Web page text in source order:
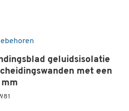
geluidsisolatie
met een